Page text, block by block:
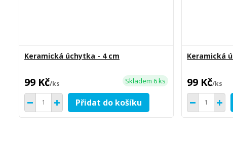
Keramická úchytka - 4 cm
99 Kč/ks Skladem 6 ks
Přidat do košíku
Keramická
99 Kč/ks